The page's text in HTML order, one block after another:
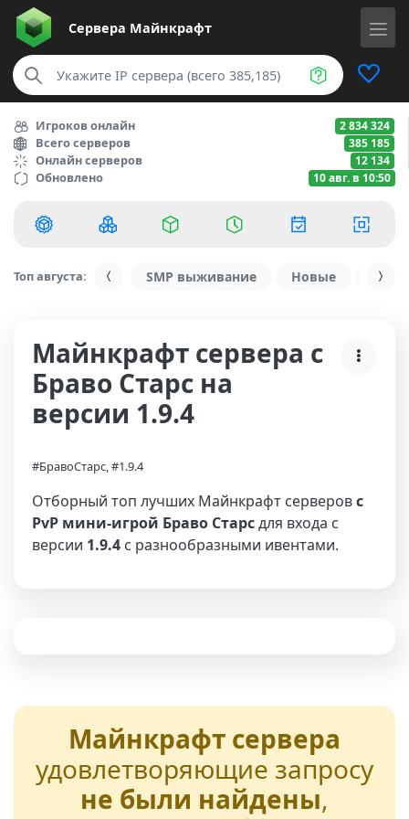
Сервера Майнкрафт
Игроков онлайн 2 834 324
Всего серверов 385 185
Онлайн серверов 12 134
Обновлено 10 авг. в 10:50
Топ августа: SMP выживание Новые С
Майнкрафт сервера с
Браво Старс на
версии 1.9.4
#БравоСтарс, #1.9.4
Отборный топ лучших Майнкрафт серверовс
PvP мини-игрой Браво Старсдля входа с
версии 1.9.4 с разнообразными ивентами.
Майнкрафт сервера
удовлетворяющие запросу
не были найдены,